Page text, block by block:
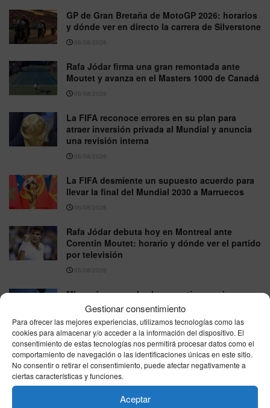
Gestionar consentimiento
Para ofrecer las mejores experiencias, utilizamos tecnologías como las
cookies para almacenar y/o acceder a la información del dispositivo. El
consentimiento de estas tecnologías nos permitirá procesar datos como el
comportamiento de navegación o las identificaciones únicas en este sitio.
No consentir o retirar el consentimiento, puede afectar negativamente a
ciertas características y funciones.
Aceptar
GP de Gran Bretaña de MotoGP 2026: horarios
y dónde ver en directo la carrera de Silverstone
06/08/2026
Rafa Jódar firma una gran remontada ante
Moutet y avanza en el Masters 1000 de Canadá
06/08/2026
La FIFA reconoce errores en su plan para
atraer inversión privada al Mundial y anuncia
una revisión interna
06/08/2026
La FIFA desmiente un supuesto acuerdo para
llevar la final del Mundial 2030 a Marruecos
06/08/2026
Rafa Jódar debuta hoy en Montreal ante
Corentin Moutet: horario y dónde ver el partido
por televisión
05/08/2026
Mbappé sorprende al compartir por primera vez
una foto de Ester Expósito durante sus
vacaciones
05/08/2026
VER MÁS